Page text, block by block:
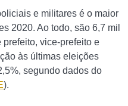
e militares é o maior
2020. Ao todo, são 6,7 mil
vice-prefeito e
às últimas eleições
segundo dados do
).